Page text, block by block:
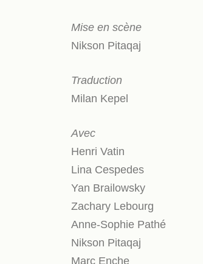
Mise en scène
Nikson Pitaqaj
Traduction
Milan Kepel
Avec
Henri Vatin
Lina Cespedes
Yan Brailowsky
Zachary Lebourg
Anne-Sophie Pathé
Nikson Pitaqaj
Marc Enche